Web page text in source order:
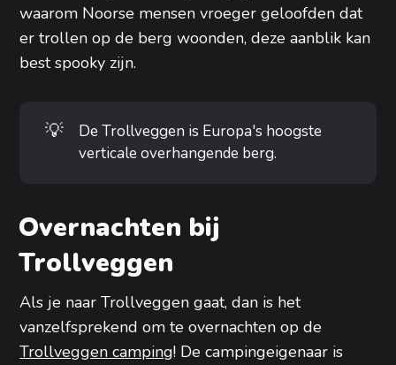
waarom Noorse mensen vroeger geloofden dat
er trollen op de berg woonden, deze aanblik kan
best spooky zijn.
💡
De Trollveggen is Europa's hoogste
verticale overhangende berg.
Overnachten bij
Trollveggen
Als je naar Trollveggen gaat, dan is het
vanzelfsprekend om te overnachten op de
Trollveggen camping! De campingeigenaar is